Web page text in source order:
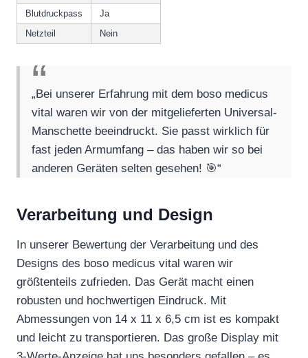
Blutdruckpass
Ja
Netzteil
Nein
„Bei unserer Erfahrung mit dem boso medicus
vital waren wir von der mitgelieferten Universal-
Manschette beeindruckt. Sie passt wirklich für
fast jeden Armumfang – das haben wir so bei
anderen Geräten selten gesehen! 🎯“
Verarbeitung und Design
In unserer Bewertung der Verarbeitung und des
Designs des boso medicus vital waren wir
größtenteils zufrieden. Das Gerät macht einen
robusten und hochwertigen Eindruck. Mit
Abmessungen von 14 x 11 x 6,5 cm ist es kompakt
und leicht zu transportieren. Das große Display mit